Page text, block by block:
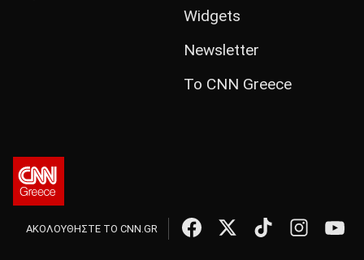
Widgets
Newsletter
Το CNN Greece
ΑΚΟΛΟΥΘΗΣΤΕ ΤΟ CNN.GR